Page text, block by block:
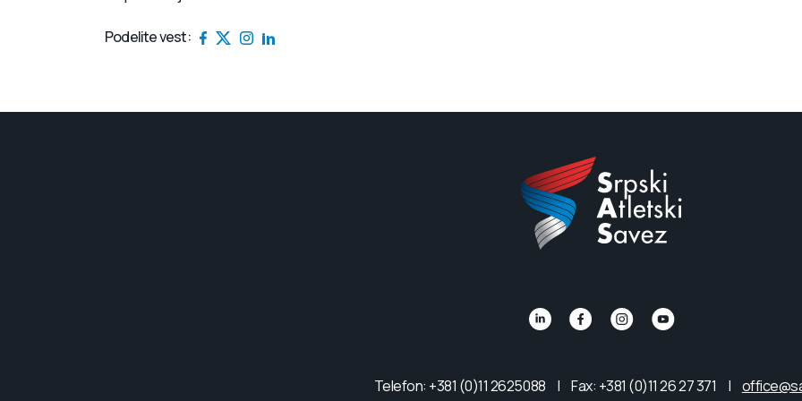
Podelite vest:
Telefon: +381 (0)11 2625088 | Fax: +381 (0)11 26 27 371 |